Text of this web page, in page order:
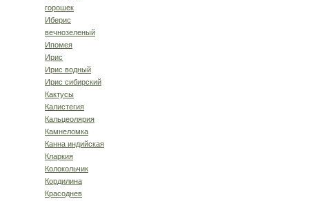
горошек
Иберис
вечнозеленый
Ипомея
Ирис
Ирис водный
Ирис сибирский
Кактусы
Калистегия
Кальцеолярия
Камнеломка
Канна индийская
Кларкия
Колокольчик
Кордилина
Красоднев